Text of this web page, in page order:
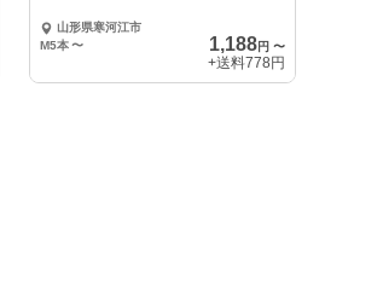
山形県寒河江市
M5本〜 1,188円 〜
+送料778円